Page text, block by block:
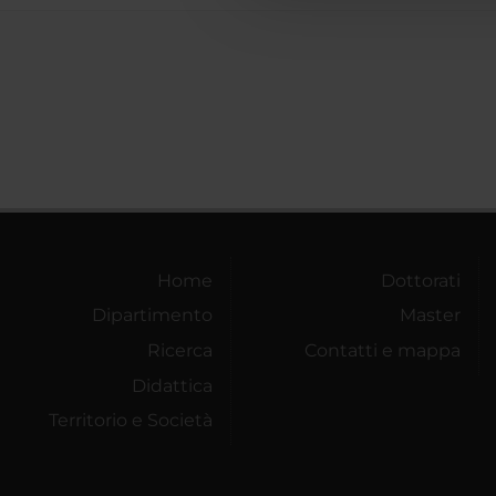
Home
Dipartimento
Ricerca
Didattica
Territorio e Società
Dottorati
Master
Contatti e mappa